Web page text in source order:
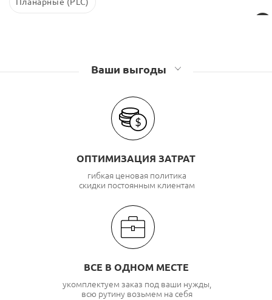
Ваши выгоды
ОПТИМИЗАЦИЯ ЗАТРАТ
гибкая ценовая политика
скидки постоянным клиентам
ВСЕ В ОДНОМ МЕСТЕ
укомплектуем заказ под ваши нужды,
всю рутину возьмем на себя